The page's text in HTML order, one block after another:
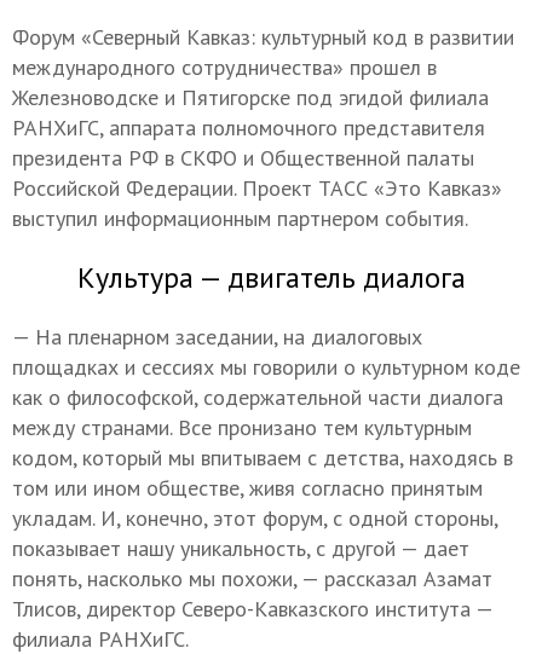
Форум «Северный Кавказ: культурный код в развитии
международного сотрудничества» прошел в
Железноводске и Пятигорске под эгидой филиала
РАНХиГС, аппарата полномочного представителя
президента РФ в СКФО и Общественной палаты
Российской Федерации. Проект ТАСС «Это Кавказ»
выступил информационным партнером события.
Культура — двигатель диалога
— На пленарном заседании, на диалоговых
площадках и сессиях мы говорили о культурном коде
как о философской, содержательной части диалога
между странами. Все пронизано тем культурным
кодом, который мы впитываем с детства, находясь в
том или ином обществе, живя согласно принятым
укладам. И, конечно, этот форум, с одной стороны,
показывает нашу уникальность, с другой — дает
понять, насколько мы похожи, — рассказал Азамат
Тлисов, директор Северо-Кавказского института —
филиала РАНХиГС.